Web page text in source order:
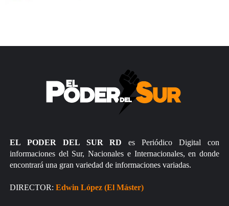
EL PODER DEL SUR RD es Periódico Digital con
informaciones del Sur, Nacionales e Internacionales, en donde
encontrará una gran variedad de informaciones variadas.
DIRECTOR: Edwin López (El Máster)